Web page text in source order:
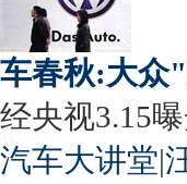
车春秋:大众
经央视3.15
汽车大讲堂|